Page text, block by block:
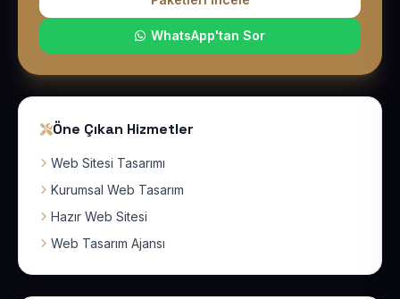
WhatsApp'tan Sor
Öne Çıkan Hizmetler
Web Sitesi Tasarımı
Kurumsal Web Tasarım
Hazır Web Sitesi
Web Tasarım Ajansı